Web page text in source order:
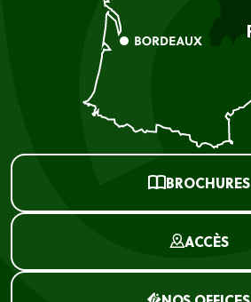
BROCHURES
ACCÈS